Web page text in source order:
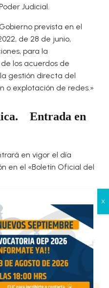
para analizar el tráfico en nuestro
aceptar todas las cookies,
Judicial.
prevista en el
de 28 de junio,
para la
los acuerdos de
gestión directa del
o explotación de redes.»
Entrada en
en vigor el día
en el «Boletín Oficial del
Resultado siguiente